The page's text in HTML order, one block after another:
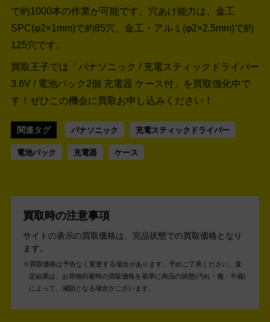
で約1000本の作業が可能です。穴あけ能力は、金工
SPC(φ2×1mm)で約85穴、金工・アルミ(φ2×2.5mm)で約
125穴です。
買取王子では「パナソニック / 充電スティックドライバー
3.6V / 電池パック2個 充電器 ケース付」を買取強化中で
す！ ぜひこの機会に買取お申し込みください！
関連タグ パナソニック 充電スティックドライバー
電池パック 充電器 ケース
買取時の注意事項
サイトの表示の買取価格は、完品状態での買取価格となり
ます。
買取価格は予告なく変更する場合があります。予めご了承ください。 査
定結果は、お荷物到着時の買取価格を基準に商品の状態(汚れ・傷・不備)
によって、減額となる場合がございます。